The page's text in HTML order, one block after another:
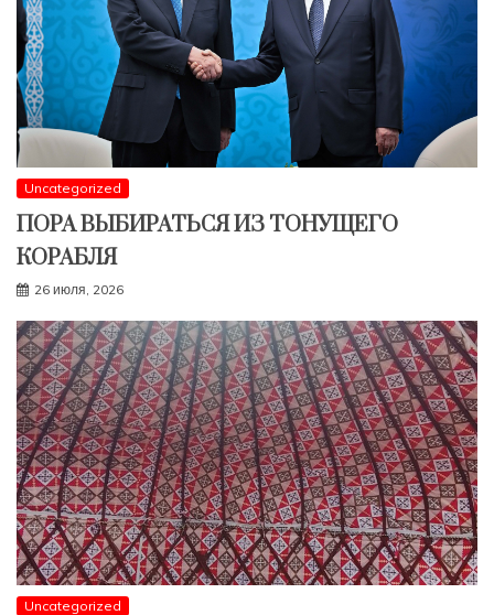
Uncategorized
ПОРА ВЫБИРАТЬСЯ ИЗ ТОНУЩЕГО
КОРАБЛЯ
26 июля, 2026
Uncategorized